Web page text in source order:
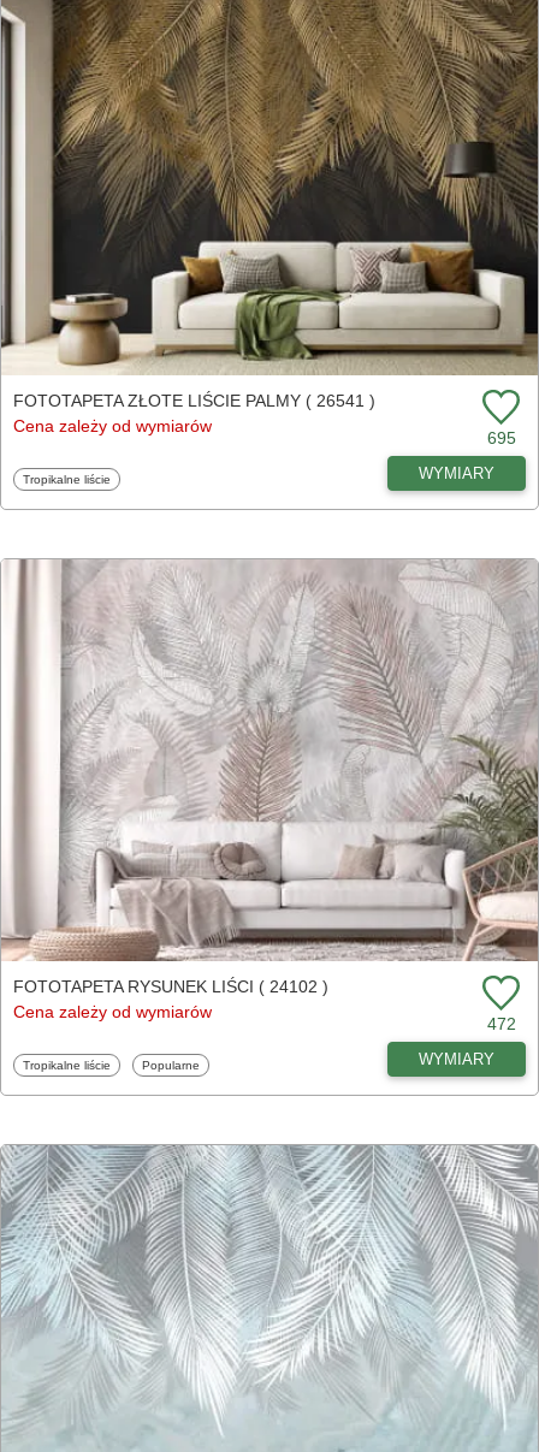
FOTOTAPETA ZŁOTE LIŚCIE PALMY ( 26541 )
Cena zależy od wymiarów
695
Fototapety
Tropikalne liście WYMIARY
FOTOTAPETA RYSUNEK LIŚCI ( 24102 )
Cena zależy od wymiarów
472
Fototapety
Tropikalne liście Fototapety
Popularne WYMIARY